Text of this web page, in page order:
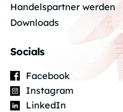
Handelspartner werden
Downloads
Socials
Facebook
Instagram
LinkedIn